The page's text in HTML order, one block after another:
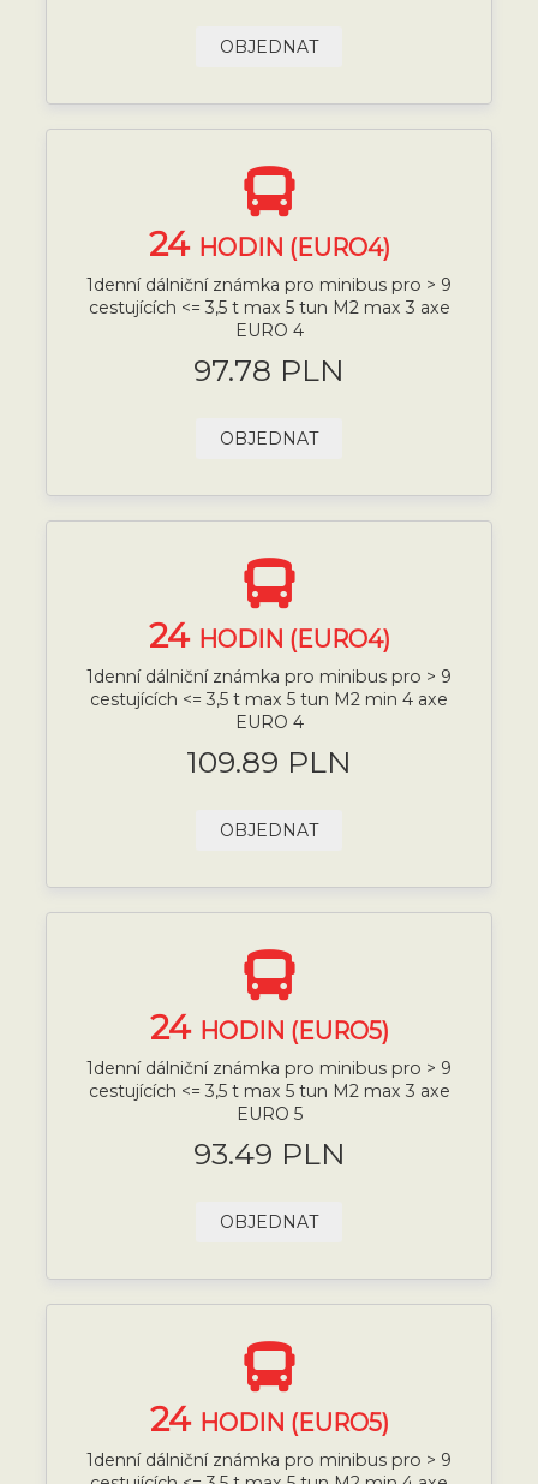
OBJEDNAT
24 HODIN (EURO4)
1denní dálniční známka pro minibus pro > 9
cestujících <= 3,5 t max 5 tun M2 max 3 axe
EURO 4
97.78 PLN
OBJEDNAT
24 HODIN (EURO4)
1denní dálniční známka pro minibus pro > 9
cestujících <= 3,5 t max 5 tun M2 min 4 axe
EURO 4
109.89 PLN
OBJEDNAT
24 HODIN (EURO5)
1denní dálniční známka pro minibus pro > 9
cestujících <= 3,5 t max 5 tun M2 max 3 axe
EURO 5
93.49 PLN
OBJEDNAT
24 HODIN (EURO5)
1denní dálniční známka pro minibus pro > 9